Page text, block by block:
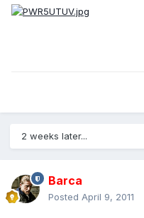
2 weeks later...
Barca
Posted April 9, 2011